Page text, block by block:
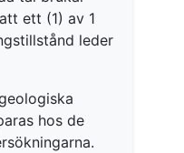
ett (1) av 1
leder
hos de